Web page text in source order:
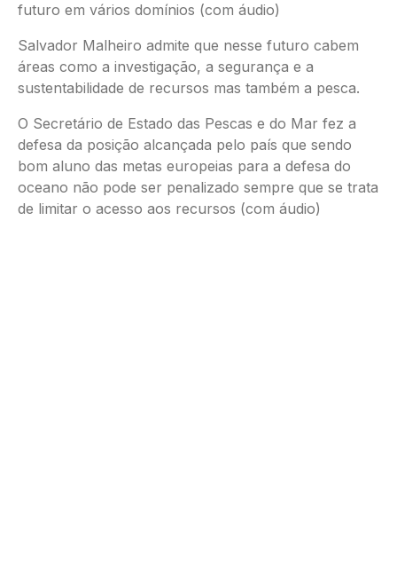
futuro em vários domínios (com áudio)
Salvador Malheiro admite que nesse futuro cabem
áreas como a investigação, a segurança e a
sustentabilidade de recursos mas também a pesca.
O Secretário de Estado das Pescas e do Mar fez a
defesa da posição alcançada pelo país que sendo
bom aluno das metas europeias para a defesa do
oceano não pode ser penalizado sempre que se trata
de limitar o acesso aos recursos (com áudio)